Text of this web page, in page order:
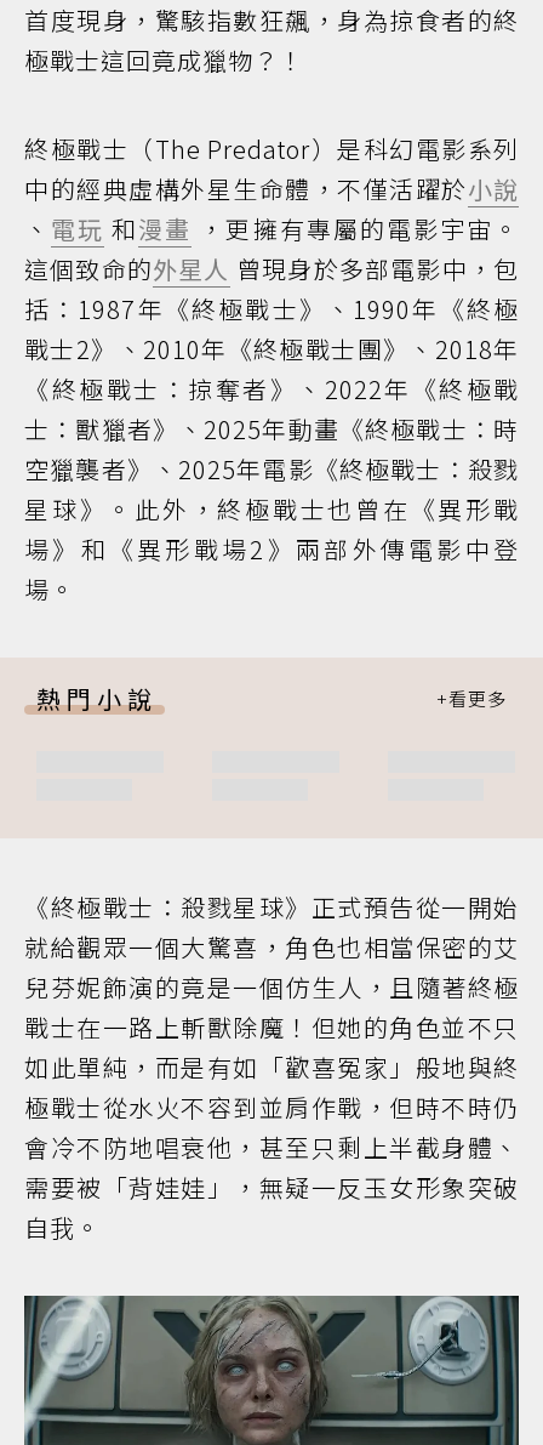
首度現身，驚駭指數狂飆，身為掠食者的終
極戰士這回竟成獵物？！
終極戰士（The Predator）是科幻電影系列
中的經典虛構外星生命體，不僅活躍於小說
、 電玩 和漫畫 ，更擁有專屬的電影宇宙。
這個致命的外星人 曾現身於多部電影中，包
括：1987年《終極戰士》、1990年《終極
戰士2》、2010年《終極戰士團》、2018年
《終極戰士：掠奪者》、2022年《終極戰
士：獸獵者》、2025年動畫《終極戰士：時
空獵襲者》、2025年電影《終極戰士：殺戮
星球》。此外，終極戰士也曾在《異形戰
場》和《異形戰場2》兩部外傳電影中登
場。
熱門小說
《終極戰士：殺戮星球》正式預告從一開始
就給觀眾一個大驚喜，角色也相當保密的艾
兒芬妮飾演的竟是一個仿生人，且隨著終極
戰士在一路上斬獸除魔！但她的角色並不只
如此單純，而是有如「歡喜冤家」般地與終
極戰士從水火不容到並肩作戰，但時不時仍
會冷不防地唱衰他，甚至只剩上半截身體、
需要被「背娃娃」，無疑一反玉女形象突破
自我。